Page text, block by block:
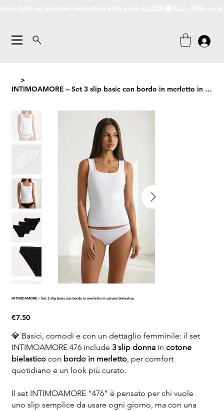
>
INTIMOAMORE – Set 3 slip basic con bordo in merletto in cotone bielastico
INTIMOAMORE – Set 3 slip basic con bordo in merletto in cotone bielastico
Price
€7.50
💎 Basici, comodi e con un dettaglio femminile: il set
INTIMOAMORE 476 include 3 slip donnain cotone
bielasticocon bordo in merletto, per comfort
quotidiano e un look più curato.
Il set INTIMOAMORE “476” è pensato per chi vuole
uno slip semplice da usare ogni giorno, ma con una